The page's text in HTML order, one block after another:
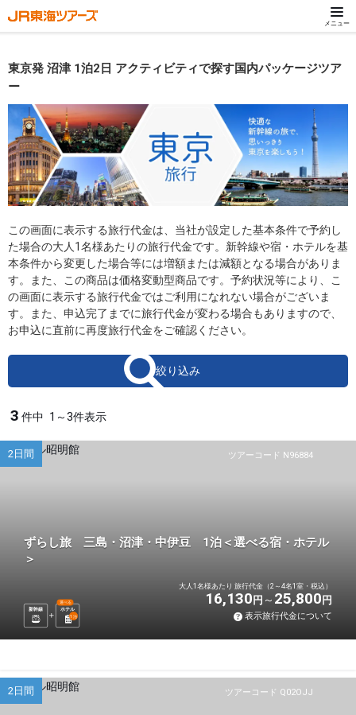
メニュー
東京発 沼津 1泊2日 アクティビティで探す国内パッケージツア
ー
この画面に表示する旅行代金は、当社が設定した基本条件で予約し
た場合の大人1名様あたりの旅行代金です。新幹線や宿・ホテルを基
本条件から変更した場合等には増額または減額となる場合がありま
す。また、この商品は価格変動型商品です。予約状況等により、こ
の画面に表示する旅行代金ではご利用になれない場合がございま
す。また、申込完了までに旅行代金が変わる場合もありますので、
お申込に直前に再度旅行代金をご確認ください。
絞り込み
3 件中 1～3件表示
ツアーコード N96884
2日間
ずらし旅 三島・沼津・中伊豆 1泊＜選べる宿・ホテル
＞
新幹線 ホテル
選べる
1 泊
大人1名様あたり 旅行代金（2～4名1室・税込）
16,130 円 25,800 円
表示旅行代金について
ツアーコード Q02OJJ
2日間